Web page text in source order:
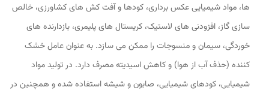
ها، مواد شیمیایی عکس برداری، کودها و آفت کش های کشاورزی، خالص
سازی گاز، افزودنی های لاستیک، کریستال های پلیمری، بازدارنده های
خوردگی، سیمان و منسوجات را ممکن می سازد. به عنوان عامل خشک
کننده (حذف آب از هوا) و کاهش اسیدیته مصرف دارد. در تولید مواد
شیمیایی، کودهای شیمیایی، صابون و شیشه استفاده شده و همچنین در